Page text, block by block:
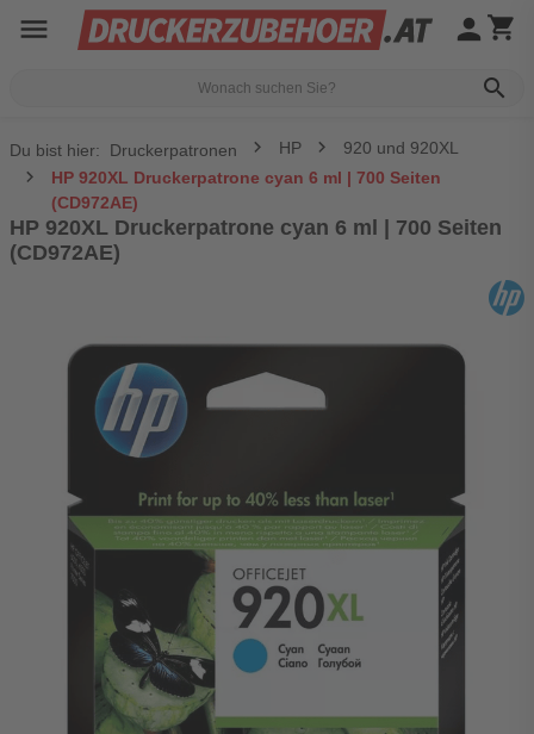
menu
search
person shopping_cart
Du bist hier: Druckerpatronen HP
920 und 920XL
HP 920XL Druckerpatrone cyan 6 ml | 700 Seiten
(CD972AE)
HP 920XL Druckerpatrone cyan 6 ml | 700 Seiten
(CD972AE)